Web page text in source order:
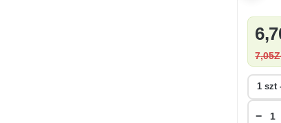
6
7
−